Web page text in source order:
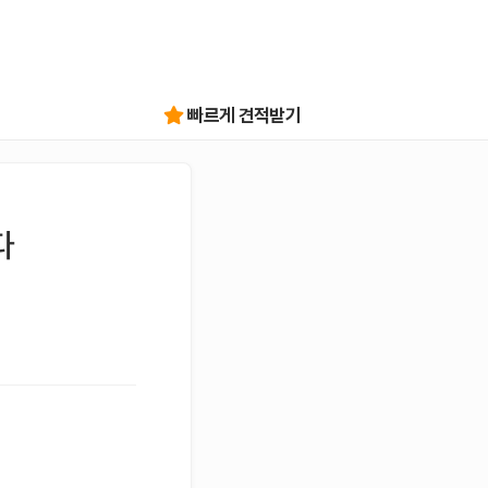
빠르게 견적받기